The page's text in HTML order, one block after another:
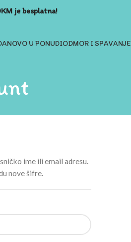
je besplatna!
NOVO U PONUDIODMOR I SPAVANJE
ime ili email adresu.
nove šifre.